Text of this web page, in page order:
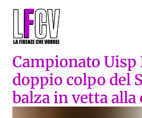
Campionato Uisp
doppio colpo del
balza in vetta alla